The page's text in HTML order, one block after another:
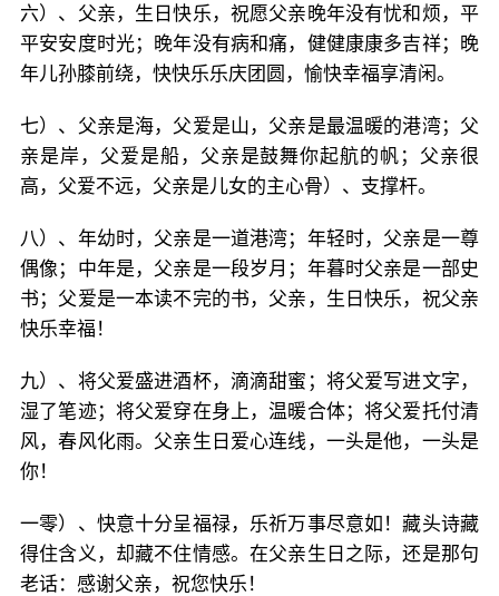
六）、父亲，生日快乐，祝愿父亲晚年没有忧和烦，平
平安安度时光；晚年没有病和痛，健健康康多吉祥；晚
年儿孙膝前绕，快快乐乐庆团圆，愉快幸福享清闲。
七）、父亲是海，父爱是山，父亲是最温暖的港湾；父
亲是岸，父爱是船，父亲是鼓舞你起航的帆；父亲很
高，父爱不远，父亲是儿女的主心骨）、支撑杆。
八）、年幼时，父亲是一道港湾；年轻时，父亲是一尊
偶像；中年是，父亲是一段岁月；年暮时父亲是一部史
书；父爱是一本读不完的书，父亲，生日快乐，祝父亲
快乐幸福！
九）、将父爱盛进酒杯，滴滴甜蜜；将父爱写进文字，
湿了笔迹；将父爱穿在身上，温暖合体；将父爱托付清
风，春风化雨。父亲生日爱心连线，一头是他，一头是
你！
一零）、快意十分呈福禄，乐祈万事尽意如！藏头诗藏
得住含义，却藏不住情感。在父亲生日之际，还是那句
老话：感谢父亲，祝您快乐！